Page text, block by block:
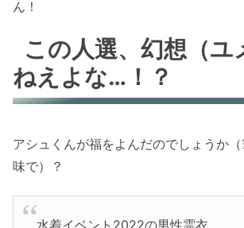
ん！
この人選、幻想（ユ
ねえよな…！？
アシュくんが福をよんだのでしょうか
味で）？